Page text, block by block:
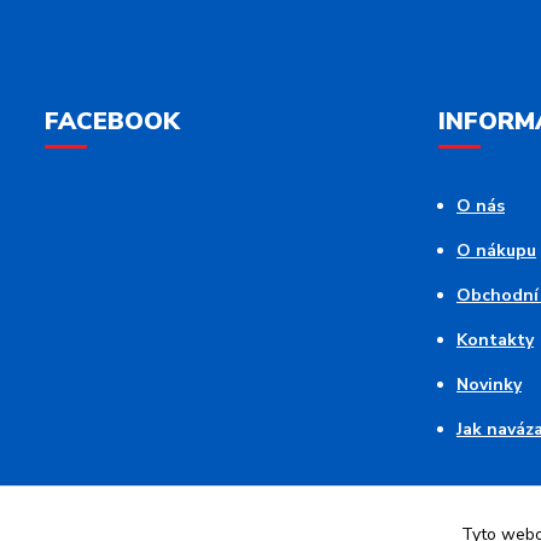
FACEBOOK
O nás
O nákupu
Kontakty
Novinky
Jak
Tyto